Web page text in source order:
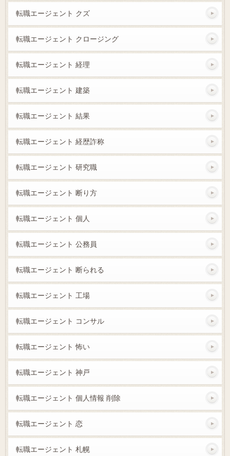
転職エージェント クズ
転職エージェント クロージング
転職エージェント 経理
転職エージェント 建築
転職エージェント 結果
転職エージェント 経歴詐称
転職エージェント 研究職
転職エージェント 断り方
転職エージェント 個人
転職エージェント 公務員
転職エージェント 断られる
転職エージェント 工場
転職エージェント コンサル
転職エージェント 怖い
転職エージェント 神戸
転職エージェント 個人情報 削除
転職エージェント 恋
転職エージェント 札幌